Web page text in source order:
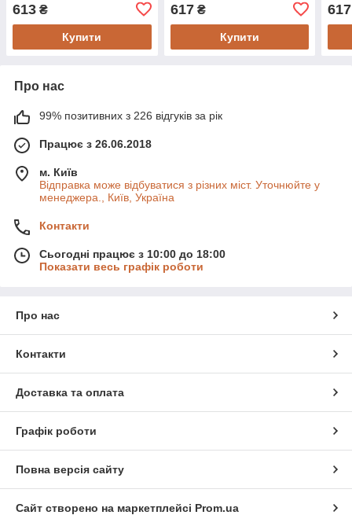
613 ₴
Купити
617₴
Купити
617
Про нас
99% позитивних з 226 відгуків за рік
Працює з 26.06.2018
м. Київ
Відправка може відбуватися з різних міст. Уточнюйте у
менеджера., Київ, Україна
Контакти
Сьогодні працює з 10:00 до 18:00
Показати весь графік роботи
Про нас
Контакти
Доставка та оплата
Графік роботи
Повна версія сайту
Сайт створено на маркетплейсі Prom.ua